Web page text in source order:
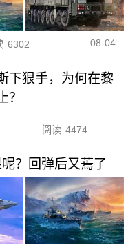
6302 08-04
下狠手，为何在黎
？
阅读 4474
？回弹后又蔫了